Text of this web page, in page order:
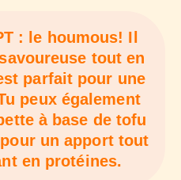
: le houmous! Il
tout en
parfait pour une
peux également
à base de tofu
un apport tout
en protéines.